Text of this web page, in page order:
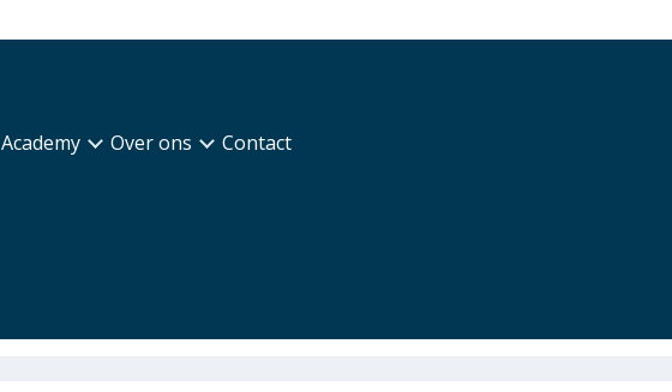
Academy Over ons Contact